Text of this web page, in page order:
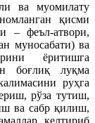
ва муомилату
қисми
– феъл-атвори,
муносабати) ва
ёритишга
боғлиқ луқма
руҳга
рўза тутиш,
ва сабр қилиш,
келтириб